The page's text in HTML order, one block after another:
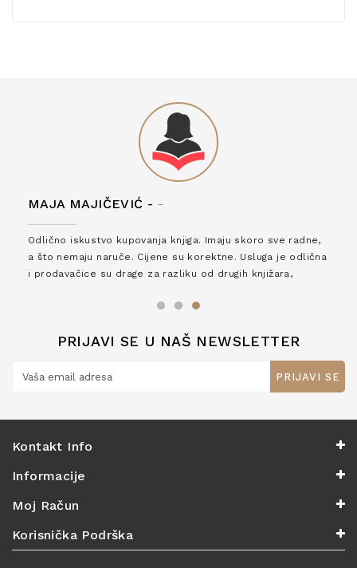
MAJA MAJIČEVIĆ - -
Odlično iskustvo kupovanja knjiga. Imaju skoro sve radne,
a što nemaju naruče. Cijene su korektne. Usluga je odlična
i prodavačice su drage za razliku od drugih knjižara,
PRIJAVI SE U NAŠ NEWSLETTER
PRIJAVI SE
Kontakt Info
Informacije
Moj Račun
Korisnička Podrška